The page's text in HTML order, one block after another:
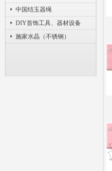
中国结玉器绳
DIY首饰工具、器材设备
施家水晶（不锈钢）